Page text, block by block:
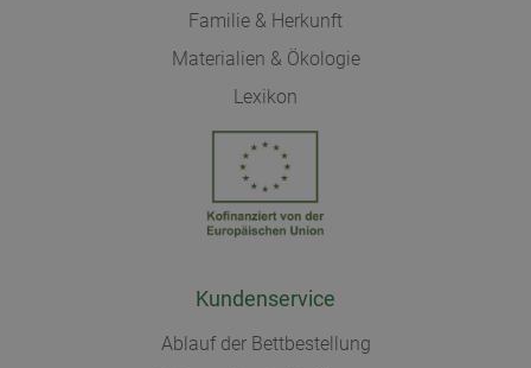
Familie & Herkunft
Materialien & Ökologie
Lexikon
Kundenservice
Ablauf der Bettbestellung